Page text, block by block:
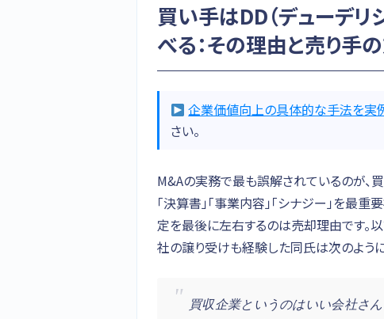
買い手はDD（デューデリ
べる：その理由と売り手
企業価値向上の具体的な手法を実
さい。
M&Aの実務で最も誤解されているのが、
「決算書」「事業内容」「シナジー」を最
定を最後に左右するのは売却理由です。
社の譲り受けも経験した同氏は次のように
買収企業というのはいい会社さ